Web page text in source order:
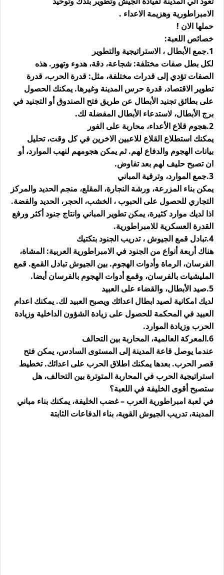
الامبراطورية وهزيمة الاعداء .
حملها الان !
خصائص اللعبة:
1.جمع الأبطال ، الاستراتيجية والتطوير
لكل بطل صفات مختلفة: شجاعة، دقة، هدوء وتهور. هذه
الصفات تؤدي إلى قدرات مختلفة، مثل: قدرة الحرب، قدرة
تطوير الاقتصاد، قدرة حرس المدينة وغيرها. يمكنك الحصول
على بطائق تجنيد الأبطال عن طريق فتح الصندوق أو التجنيد في
برج الأبطال، لاستدعاء الأبطال المفضلة لك.
2.هجوم قلاع الأعداء، محاربة على الفور
يمكنك استطلاع القلاع للاعبين الاخرين في كل وقت، تحليل
بيانات الهجوم والدفاع لهم. ثم يمكن هجومهم لنهب الموارد، أو
ان تصبح حليف لهم بعد تفاوض.
3.جمع الموارد، وترقية المباني
يمكن بناء المزرعة، ورشة النجارة، المقلع، منجم الحديد والمركز
التجاري للحصول على الحبوب ، الخشب، الحجر، الحديد والفضة.
اذا لديك موارد كثيرة، يمكن تطوير المباني وانتاج جنود أكثر ورفع
القدرة العسكرية للامبراطورية.
4.تبادل قمع الجيوش ، تدريب الجنود بتكتيك
هناك أربعة أنواع من الجنود في الامبراطورية العربية: المشاة،
الفرسان، الرماة وأدوات الهجوم. بين الجيوش تبادل القمع. قمع
المليشيات بالفرسان، وقمع أدوات الهجوم بالفرسان أيضا.
5.صيد الأبطال، والقضاء على العبيد
لديك امكانية لصيد ابطال اعدائك ويصبح العبيد لك. يمكنك اعدام
العبيد في المحكمة للحصول على زيادة الشؤون الداخلية وزيادة
الحرب وزيادة الموارد.
6.المعركة العالمية، المحاربة بين التحالف
عندما يوصل قاعة المدينة إلى المستوى السادس، يمكن فتح
قصر الحرب. بعدها يمكنك اطلاق الحرب على اعدائك. تخطيط
استراتيجية الحرب في المحاربة المتوترة بين التحالف، هل
ستصبح أقوى الخليفة في اللعبة؟
في لعبة امبراطورية العرب – غضب الخليفة، يمكنك بناء مباني
المدينة، تدريب الجيوش القوية، بناء الدفاعات الثابتة